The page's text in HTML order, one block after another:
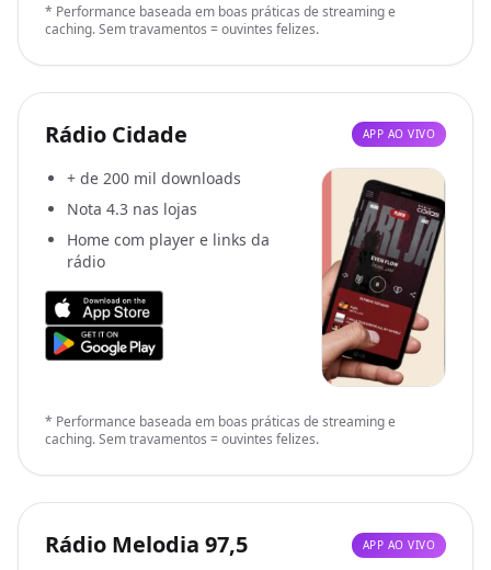
* Performance baseada em boas práticas de streaming e
caching. Sem travamentos = ouvintes felizes.
Rádio Cidade APP AO VIVO
+ de 200 mil downloads
Nota 4.3 nas lojas
Home com player e links da
rádio
* Performance baseada em boas práticas de streaming e
caching. Sem travamentos = ouvintes felizes.
Rádio Melodia 97,5 APP AO VIVO